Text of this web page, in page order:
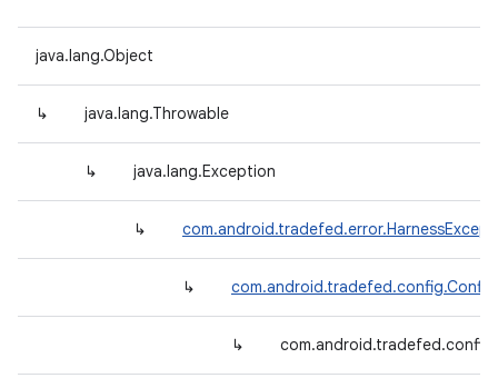
java.lang.Object
↳ java.lang.Throwable
↳ java.lang.Exception
↳
↳
↳